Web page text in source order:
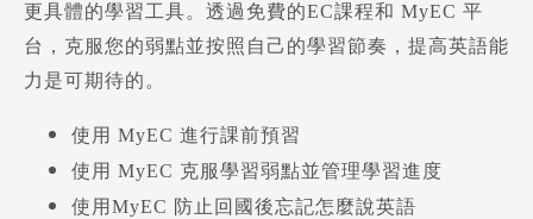
更具體的學習工具。透過免費的EC課程和 MyEC 平
台，克服您的弱點並按照自己的學習節奏，提高英語能
力是可期待的。
使用 MyEC 進行課前預習
使用 MyEC 克服學習弱點並管理學習進度
使用MyEC 防止回國後忘記怎麼說英語